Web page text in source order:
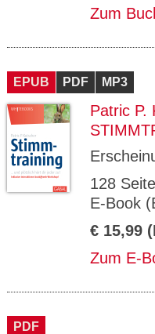
Zum
EPUB PDF MP3
Patric P.
128
E-Book
€ 15,99
Zum E-
PDF